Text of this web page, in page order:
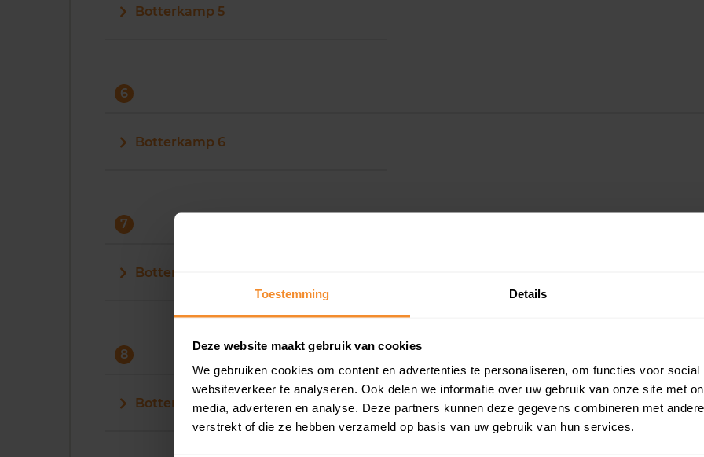
Toestemming Details
Deze website maakt gebruik van cookies
We gebruiken cookies om content en advertenties te personaliseren, om functies voor
websiteverkeer te analyseren. Ook delen we informatie over uw gebruik van onze site met
media, adverteren en analyse. Deze partners kunnen deze gegevens combineren met
verstrekt of die ze hebben verzameld op basis van uw gebruik van hun services.
Botterkamp 5
6
Botterkamp 6
7
Botterkamp 7
8
Botterkamp 8